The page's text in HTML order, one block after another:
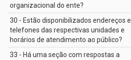
organizacional do ente?
30 - Estão disponibilizados endereços e
telefones das respectivas unidades e
horários de atendimento ao público?
33 - Há uma seção com respostas a